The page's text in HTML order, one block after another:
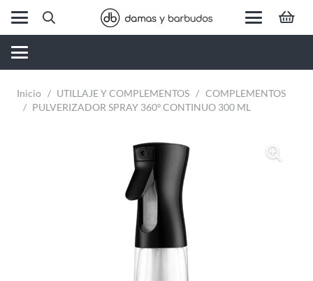
Inicio / UTILLAJE Y COMPLEMENTOS / COMPLEMENTOS
/ PULVERIZADOR SPRAY 360º CONTINUO 300 ML